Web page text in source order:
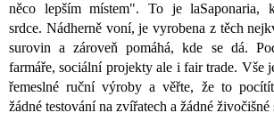
něco lepším místem". To je laSaponaria,
srdce. Nádherně voní, je vyrobena z těch
surovin a zároveň pomáhá, kde se dá.
farmáře, sociální projekty ale i fair trade. Vše
řemeslné ruční výroby a věřte, že to
žádné testování na zvířatech a žádné živočišné